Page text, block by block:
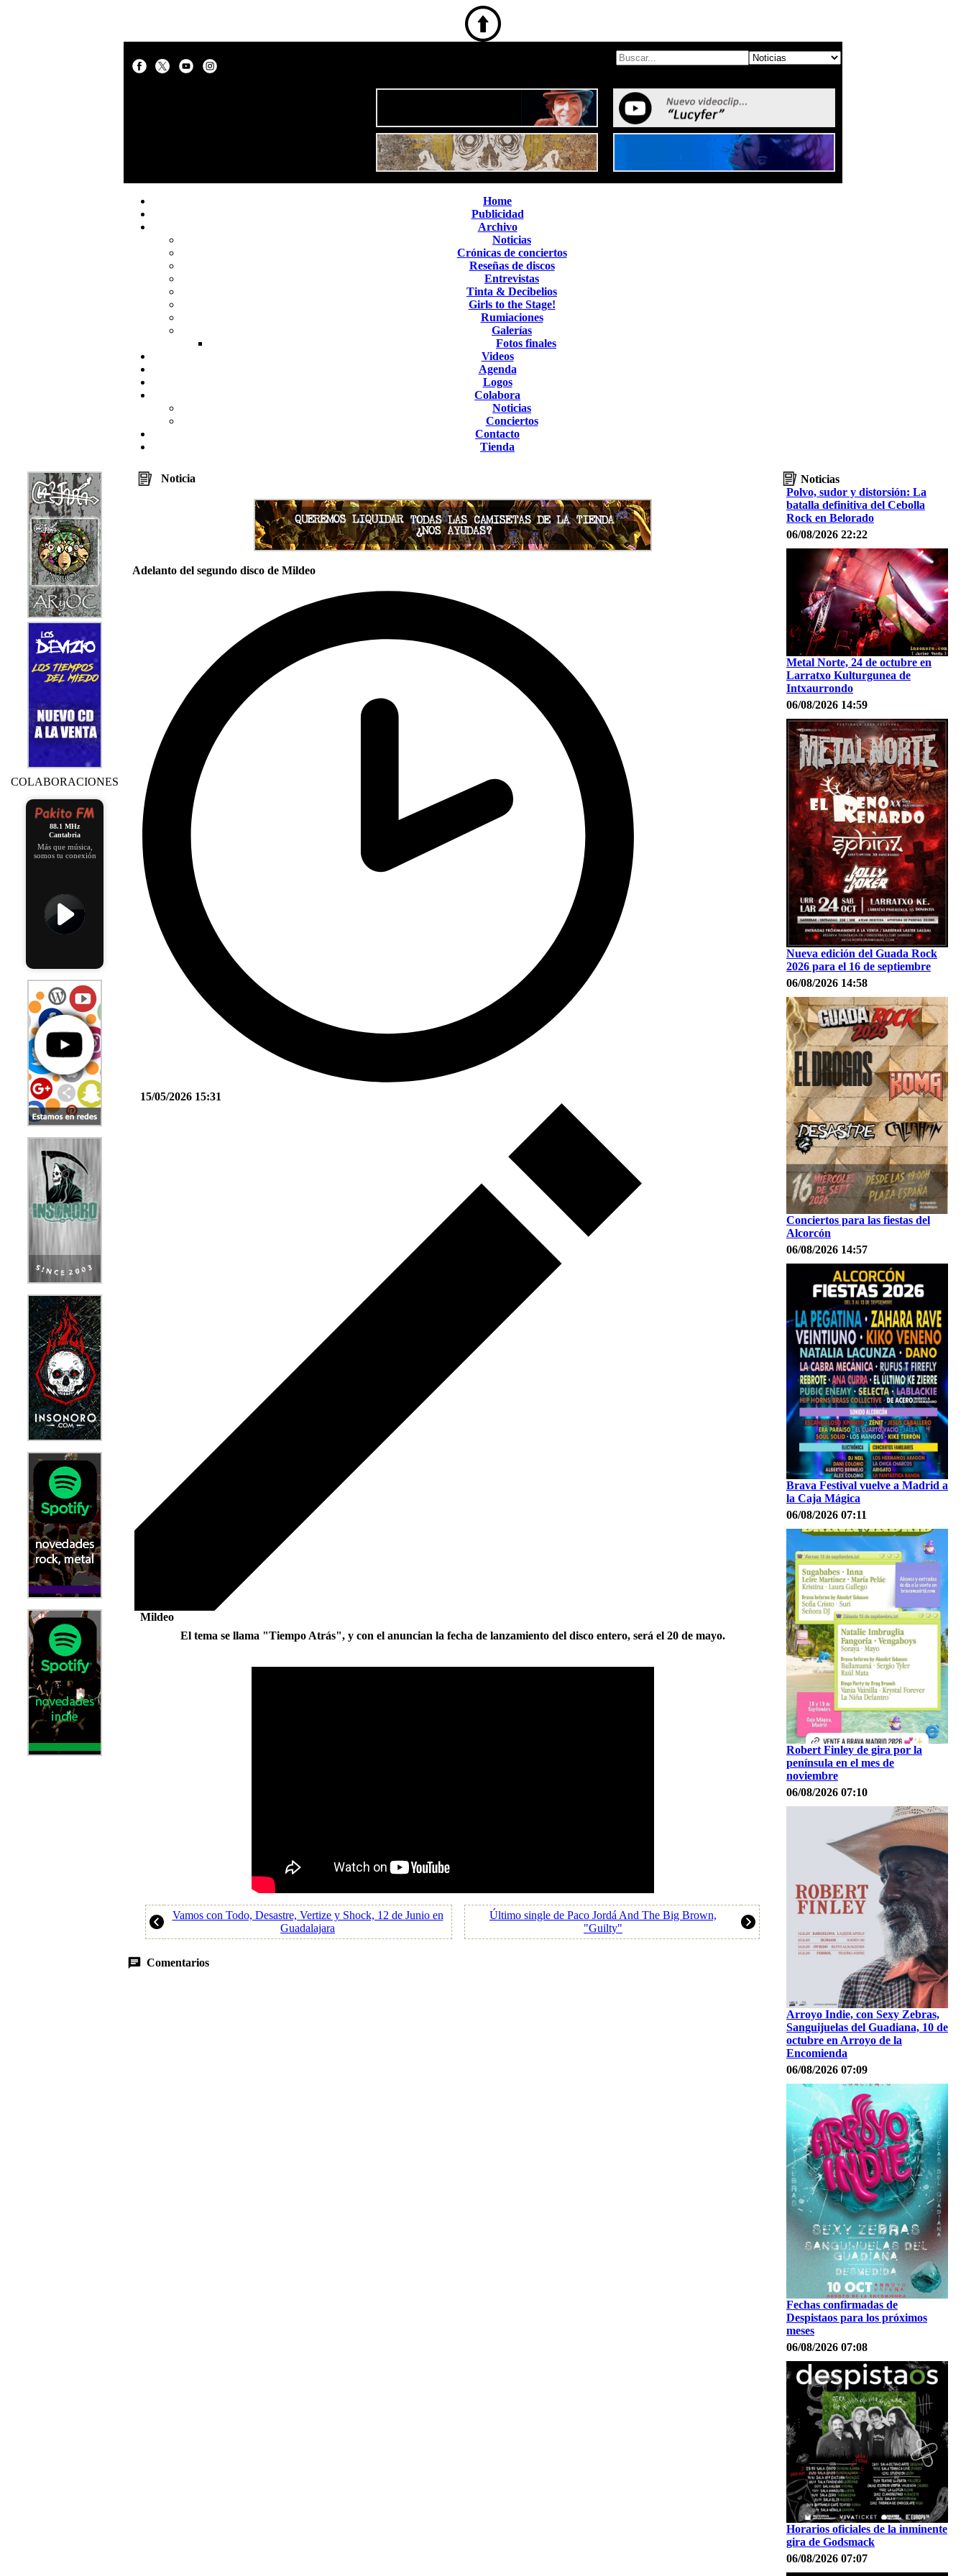
Home
Publicidad
Archivo
Noticias
Crónicas de conciertos
Reseñas de discos
Entrevistas
Tinta & Decibelios
Girls to the Stage!
Rumiaciones
Galerías
Fotos finales
Videos
Agenda
Logos
Colabora
Noticias
Conciertos
Contacto
Tienda
COLABORACIONES
88.1 MHz
Cantabria
Más que música,
somos tu conexión
Noticia
Adelanto del segundo disco de Mildeo
15/05/2026 15:31
Mildeo
El tema se llama "Tiempo Atrás", y con el anuncian la fecha de lanzamiento del disco entero, será el 20 de mayo.
Vamos con Todo, Desastre, Vertize y Shock, 12 de Junio en
Guadalajara
Último single de Paco Jordá And The Big Brown,
"Guilty"
Comentarios
Noticias
Polvo, sudor y distorsión: La
batalla definitiva del Cebolla
Rock en Belorado
06/08/2026 22:22
Metal Norte, 24 de octubre en
Larratxo Kulturgunea de
Intxaurrondo
06/08/2026 14:59
Nueva edición del Guada Rock
2026 para el 16 de septiembre
06/08/2026 14:58
Conciertos para las fiestas del
Alcorcón
06/08/2026 14:57
Brava Festival vuelve a Madrid a
la Caja Mágica
06/08/2026 07:11
Robert Finley de gira por la
península en el mes de
noviembre
06/08/2026 07:10
Arroyo Indie, con Sexy Zebras,
Sanguijuelas del Guadiana, 10 de
octubre en Arroyo de la
Encomienda
06/08/2026 07:09
Fechas confirmadas de
Despistaos para los próximos
meses
06/08/2026 07:08
Horarios oficiales de la inminente
gira de Godsmack
06/08/2026 07:07